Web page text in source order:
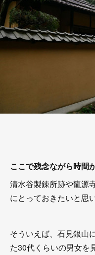
ここで残念ながら時間
清水谷製錬所跡や龍源
にとっておきたいと思
そういえば、石見銀山
た30代くらいの男女を